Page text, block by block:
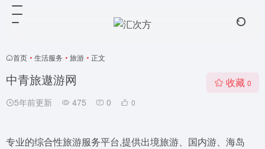
首页 • 生活服务 • 旅游 • 正文
中青旅遨游网
5年前更新 475 0 0
收藏 0
专业的综合性旅游服务平台,提供出境旅游、国内游、海岛